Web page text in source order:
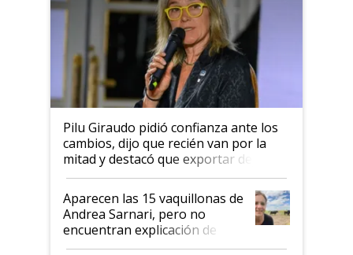
Pilu Giraudo pidió confianza ante los
cambios, dijo que recién van por la
mitad y destacó que exportar dejó de
ser "para unos pocos": "Tenemos un
mandato muy claro del gobierno
nacional"
Aparecen las 15 vaquillonas de
Andrea Sarnari, pero no
encuentran explicación de
cómo llegaron allí